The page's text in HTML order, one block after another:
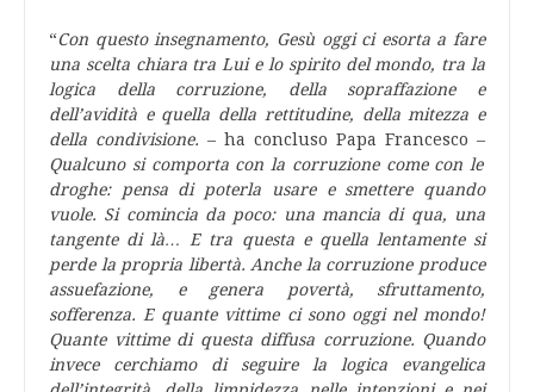
“Con questo insegnamento, Gesù oggi ci esorta a fare
una scelta chiara tra Lui e lo spirito del mondo, tra la
logica della corruzione, della sopraffazione e
dell’avidità e quella della rettitudine, della mitezza e
della condivisione. – ha concluso Papa Francesco –
Qualcuno si comporta con la corruzione come con le
droghe: pensa di poterla usare e smettere quando
vuole. Si comincia da poco: una mancia di qua, una
tangente di là… E tra questa e quella lentamente si
perde la propria libertà. Anche la corruzione produce
assuefazione, e genera povertà, sfruttamento,
sofferenza. E quante vittime ci sono oggi nel mondo!
Quante vittime di questa diffusa corruzione. Quando
invece cerchiamo di seguire la logica evangelica